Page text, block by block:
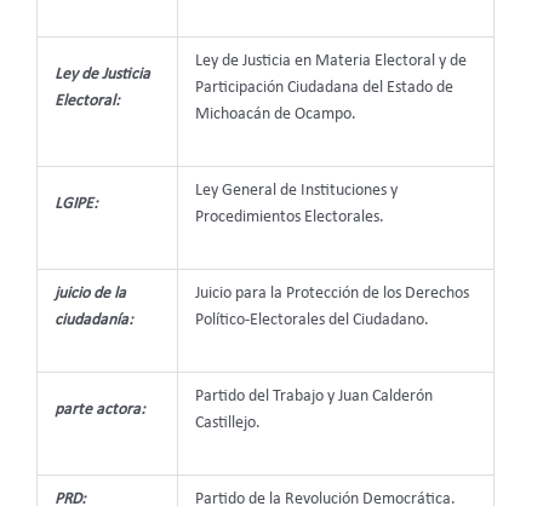
Ley de Justicia
Electoral:
Ley de Justicia en Materia Electoral y de
Participación Ciudadana del Estado de
Michoacán de Ocampo.
LGIPE:
Ley General de Instituciones y
Procedimientos Electorales.
juicio de la
ciudadanía:
Juicio para la Protección de los Derechos
Político-Electorales del Ciudadano.
parte actora:
Partido del Trabajo y Juan Calderón
Castillejo.
PRD: Partido de la Revolución Democrática.